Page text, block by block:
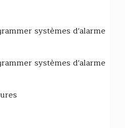
systèmes d'alarme
systèmes d'alarme